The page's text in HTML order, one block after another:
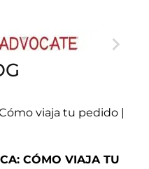

CÓMO VIAJA TU